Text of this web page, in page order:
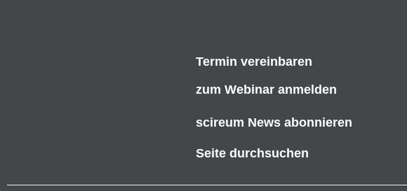
Termin vereinbaren
zum Webinar anmelden
scireum News abonnieren
Seite durchsuchen